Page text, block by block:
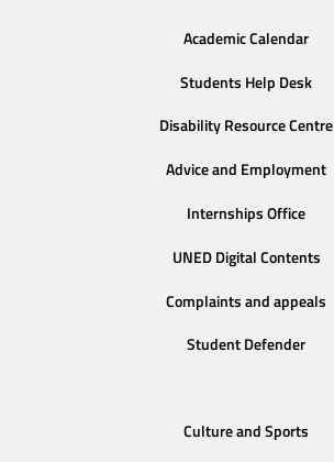
Academic Calendar
Students Help Desk
Disability Resource Centre
Advice and Employment
Internships Office
UNED Digital Contents
Complaints and appeals
Student Defender
Culture and Sports